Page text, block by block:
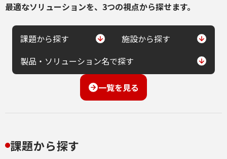
最適なソリューションを、3つの視点から探せます。
課題から探す
施設から探す
製品・ソリューション名で探す
一覧を見る
課題から探す